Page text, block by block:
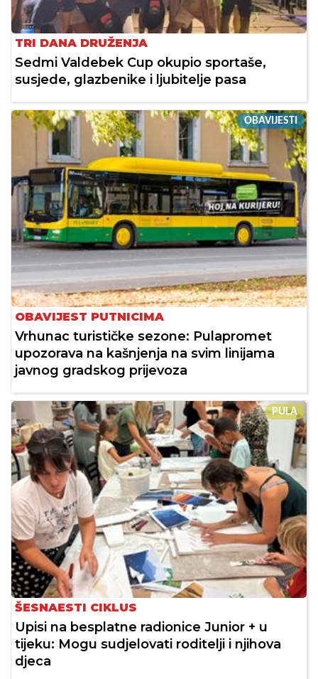
TRI DANA DRUŽENJA
Sedmi Valdebek Cup okupio sportaše,
susjede, glazbenike i ljubitelje pasa
OBAVIJESTI
OBAVIJEST PUTNICIMA
Vrhunac turističke sezone: Pulapromet
upozorava na kašnjenja na svim linijama
javnog gradskog prijevoza
PULA
ŠESNAESTI CIKLUS
Upisi na besplatne radionice Junior + u
tijeku: Mogu sudjelovati roditelji i njihova
djeca